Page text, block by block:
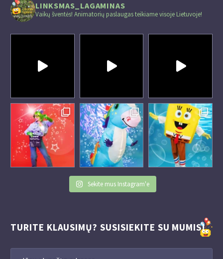
LINKSMAS_LAGAMINAS
Vaikų šventės! Animatorių paslaugas teikiame visoje Lietuvoje!
Sekite mus Instagram'e
TURITE KLAUSIMŲ? SUSISIEKITE SU MUMIS!